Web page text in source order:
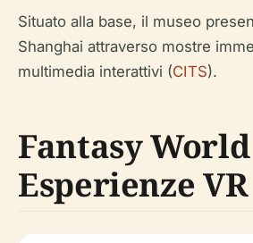
Situato alla base, il museo
Shanghai attraverso mostre
multimedia interattivi (CITS).
Fantasy
Esperienze VR